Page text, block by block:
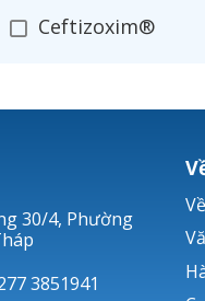
Ceftizoxim®
Nerusyn®
Ticarlinat®
Zobacta®
30/4, Phường
3851941